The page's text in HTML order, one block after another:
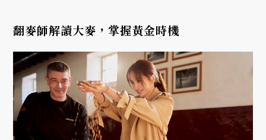
翻麥師解讀大麥，掌握黃金時機